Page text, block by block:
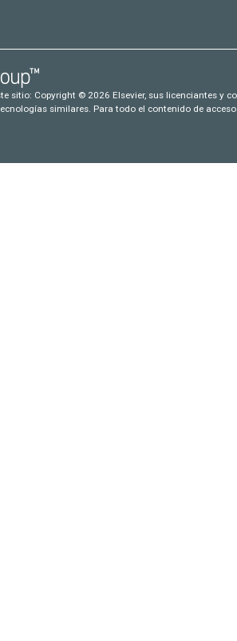
sitio: Copyright © 2026 Elsevier, sus licenciantes y
similares. Para todo el contenido de